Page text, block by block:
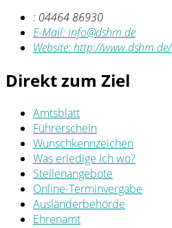
: 04464 86930
E-Mail:info@dshm.de
Website:http://www.dshm.de/
Direkt zum Ziel
Amtsblatt
Führerschein
Wunschkennzeichen
Was erledige ich wo?
Stellenangebote
Online-Terminvergabe
Ausländerbehörde
Ehrenamt